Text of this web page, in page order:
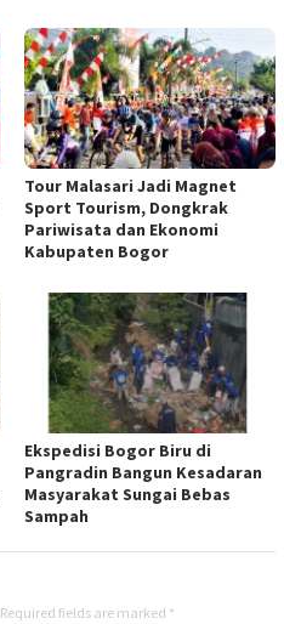
Tour Malasari Jadi Magnet
Sport Tourism, Dongkrak
Pariwisata dan Ekonomi
Kabupaten Bogor
Ekspedisi Bogor Biru di
Pangradin Bangun Kesadaran
Masyarakat Sungai Bebas
Sampah
Required fields are marked *